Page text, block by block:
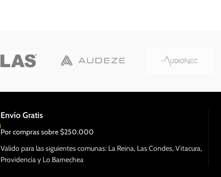
Envío Gratis
Por compras sobre $250.000
Valido para las siguientes comunas: La Reina, Las Condes, Vitacura,
Providencia y Lo Barnechea